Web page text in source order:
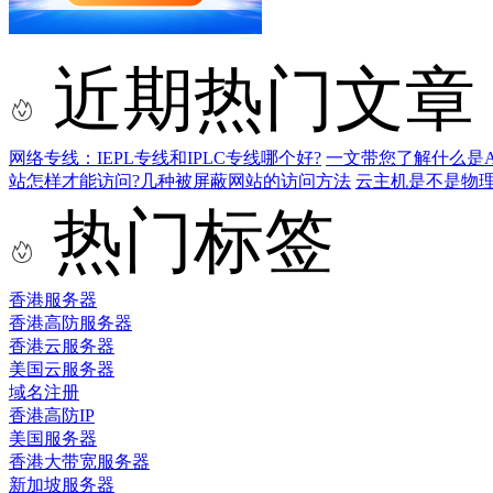
近期热门文章
网络专线：IEPL专线和IPLC专线哪个好? 一文带您了解什么是
站怎样才能访问?几种被屏蔽网站的访问方法 云主机是不是物
热门标签
香港服务器
香港高防服务器
香港云服务器
美国云服务器
域名注册
香港高防IP
美国服务器
香港大带宽服务器
新加坡服务器